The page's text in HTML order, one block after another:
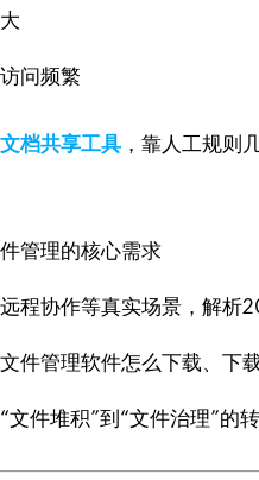
问频繁
档共享工具 ，靠人工规则
管理的核心需求
程协作等真实场景，解析
件管理软件怎么下载、下
文件堆积”到“文件治理”的